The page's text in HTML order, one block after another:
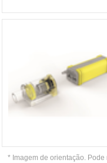
* Imagem de orientação.